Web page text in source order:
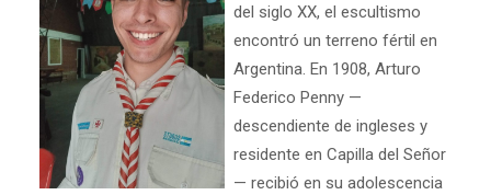
del siglo XX, el escultismo
encontró un terreno fértil en
Argentina. En 1908, Arturo
Federico Penny —
descendiente de ingleses y
residente en Capilla del Señor
— recibió en su adolescencia